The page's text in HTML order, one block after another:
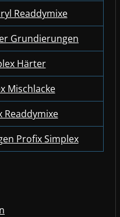
Readdymixe
Grundierungen
Härter
Mischlacke
Readdymixe
Profix Simplex